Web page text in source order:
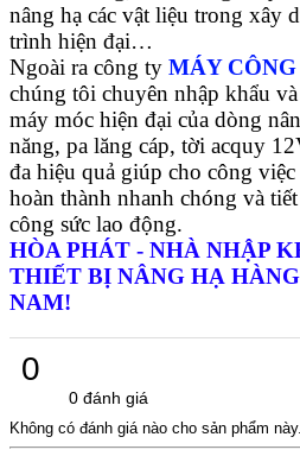
nâng hạ các vật liệu trong xây
trình hiện đại…
Ngoài ra công ty MÁY
chúng tôi chuyên nhập khẩu
máy móc hiện đại của dòng
năng, pa lăng cáp, tời acquy
đa hiệu quả giúp cho công
hoàn thành nhanh chóng và
công sức lao động.
HÒA PHÁT - NHÀ NHẬP
THIẾT BỊ NÂNG HẠ
NAM!
0
0 đánh giá
Không có đánh giá nào cho sản phẩm này.